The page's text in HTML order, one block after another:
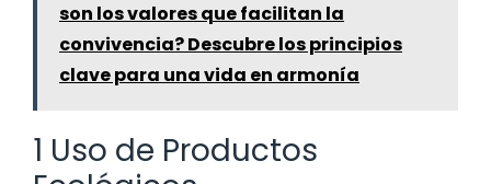
son los valores que facilitan la
convivencia? Descubre los principios
clave para una vida en armonía
1 Uso de Productos